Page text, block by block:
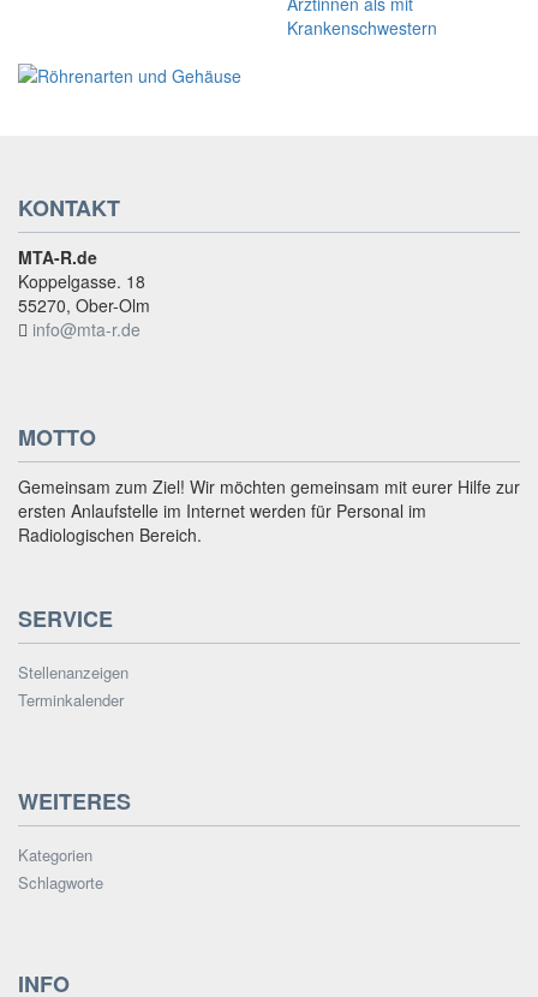
KONTAKT
MTA-R.de
Koppelgasse. 18
55270, Ober-Olm
info@mta-r.de
MOTTO
Gemeinsam zum Ziel! Wir möchten gemeinsam mit eurer Hilfe zur
ersten Anlaufstelle im Internet werden für Personal im
Radiologischen Bereich.
SERVICE
Stellenanzeigen
Terminkalender
WEITERES
Kategorien
Schlagworte
INFO